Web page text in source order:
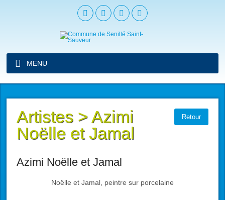
MENU
Retour
Artistes >Azimi
Noëlle et Jamal
Azimi Noëlle et Jamal
Noëlle et Jamal, peintre sur porcelaine